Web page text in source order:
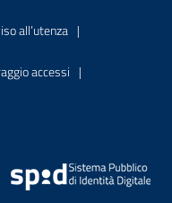
- Apre in una nuova
all’utenza Sito interno -
- Apre in una nuova finestra
accessi Sito interno -
finestra